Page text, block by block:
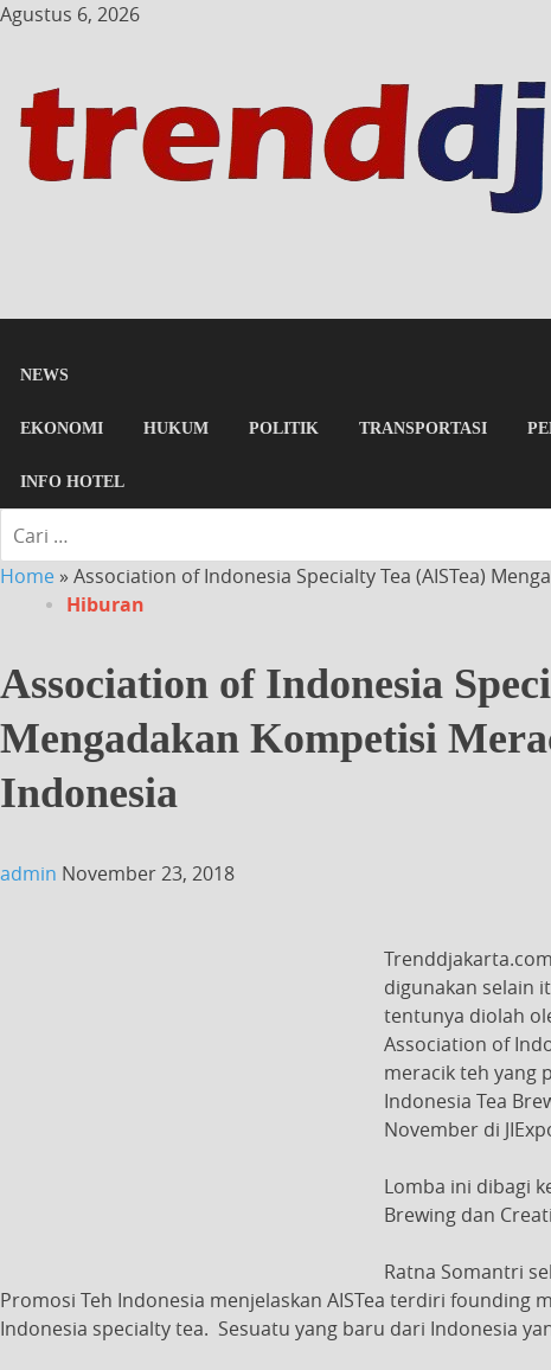
Agustus 6, 2026
NEWS
EKONOMI HUKUM POLITIK TRANSPORTASI
INFO HOTEL
Home »Association of Indonesia Specialty Tea (AISTea)
Hiburan
Association of Indonesia
Mengadakan Kompetisi
Indonesia
admin November 23, 2018
digunakan selain
tentunya diolah
Association of
meracik teh yang
Indonesia Tea
November di
Lomba ini dibagi
Brewing dan
Ratna Somantri
Promosi Teh Indonesia menjelaskan AISTea terdiri
Indonesia specialty tea. Sesuatu yang baru dari Indonesia